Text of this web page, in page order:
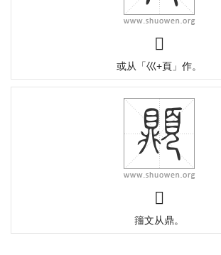
𩒆
或从「巛+頁」作。
𩕢
籒文从鼎。